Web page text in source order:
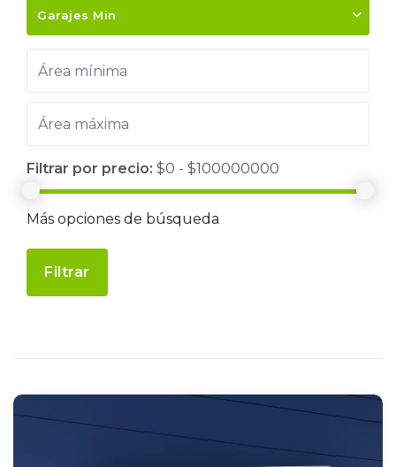
Garajes Min
Filtrar por precio: $0 - $100000000
Más opciones de búsqueda
Filtrar